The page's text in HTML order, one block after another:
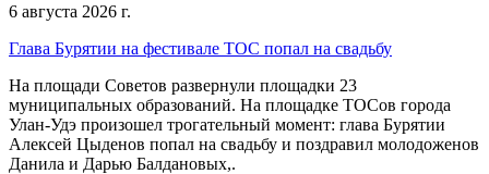
6 августа 2026 г.
Глава Бурятии на фестивале ТОС попал на свадьбу
На площади Советов развернули площадки 23
муниципальных образований. На площадке ТОСов города
Улан-Удэ произошел трогательный момент: глава Бурятии
Алексей Цыденов попал на свадьбу и поздравил молодоженов
Данила и Дарью Балдановых,.